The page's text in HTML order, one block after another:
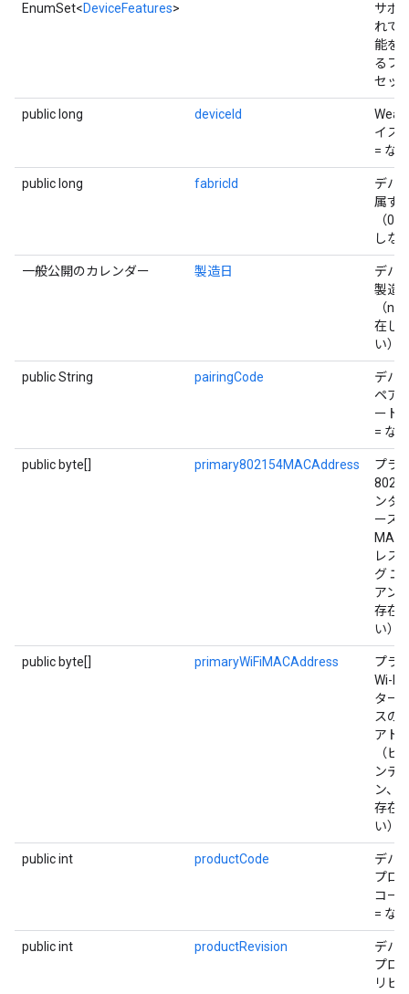
EnumSet<DeviceFeatures>
サポ
れて
能を
るフ
セッ
public long deviceId
イス
= な
public long fabricId
デバ
属す
（0
しな
一般公開のカレンダー 製造日
デバ
製造
（
在し
い）
public String pairingCode
デバ
ペア
ード
= な
public byte[] primary802154MACAddress
プラ
ンタ
ース
MAC
レス
グ エ
アン
存在
い）
public byte[] primaryWiFiMACAddress
プラ
Wi-Fi
ター
スの
アド
（ビ
ンデ
ン、
存在
い）
public int productCode
デバ
プロ
コー
= な
public int productRevision
デバ
プロ
リビ